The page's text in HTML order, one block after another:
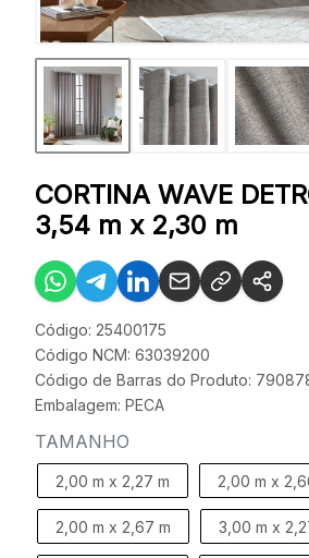
CORTINA WAVE
3,54 m x 2,30 m
Código: 25400175
Código NCM: 63039200
Código de Barras do Produto:
Embalagem: PECA
TAMANHO
2,00 m x 2,27 m 2,00 m x
2,00 m x 2,67 m 3,00 m x